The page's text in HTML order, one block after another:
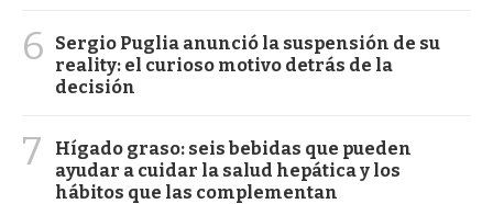
6
Sergio Puglia anunció la suspensión de su
reality: el curioso motivo detrás de la
decisión
7
Hígado graso: seis bebidas que pueden
ayudar a cuidar la salud hepática y los
hábitos que las complementan